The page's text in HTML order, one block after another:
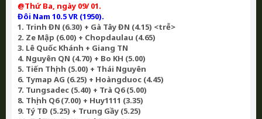
@Thứ Ba, ngày 09/ 01.
Đôi Nam 10.5 VR (1950).
1. Trinh ĐN (6.30) + Gà Tây ĐN (4.15) <trễ>
2. Ze Mập (6.00) + Chopdaulau (4.65)
3. Lê Quốc Khánh + Giang TN
4. Nguyên QN (4.70) + Bo KH (5.00)
5. Tiến Thịnh (5.00) + Thái Nguyên
6. Tymap AG (6.25) + Hoàngduoc (4.45)
7. Tungsadec (5.40) + Trà Q6 (5.00)
8. Thịnh Q6 (7.00) + Huy1111 (3.35)
9. Tý TĐ (5.25) + Trung Gầy (5.25)